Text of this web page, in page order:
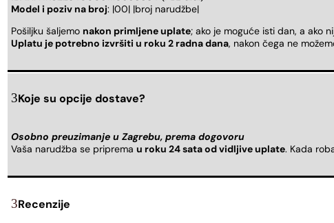
Model i poziv na broj: |00| |broj narudžbe|
Pošiljku šaljemo nakon primljene uplate; ako je moguće isti dan, a ako
Uplatu je potrebno izvršiti u roku 2 radna dana, nakon čega ne
Koje su opcije dostave?
Osobno preuzimanje u Zagrebu, prema dogovoru
Vaša narudžba se priprema u roku 24 sata od vidljive uplate. Kada
Recenzije